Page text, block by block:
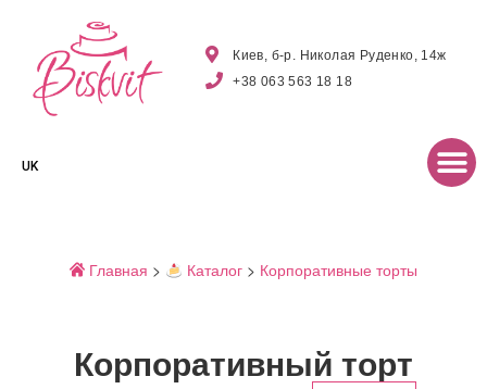
Киев, б-р. Николая Руденко, 14ж
+38 063 563 18 18
UK
Главная > Каталог> Корпоративные торты
Корпоративный торт